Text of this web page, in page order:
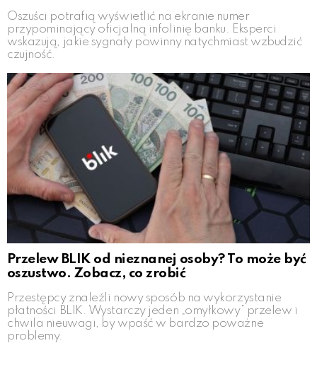
Oszuści potrafią wyświetlić na ekranie numer
przypominający oficjalną infolinię banku. Eksperci
wskazują, jakie sygnały powinny natychmiast wzbudzić
czujność.
Przelew BLIK od nieznanej osoby? To może być
oszustwo. Zobacz, co zrobić
Przestępcy znaleźli nowy sposób na wykorzystanie
płatności BLIK. Wystarczy jeden „omyłkowy” przelew i
chwila nieuwagi, by wpaść w bardzo poważne
problemy.